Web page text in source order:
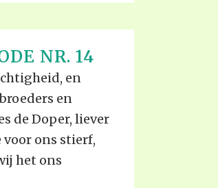
NR. 14
en
en
de Doper, liever
ons stierf,
het ons